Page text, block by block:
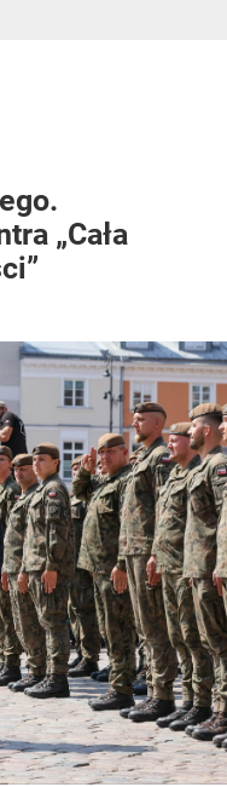
„Cała